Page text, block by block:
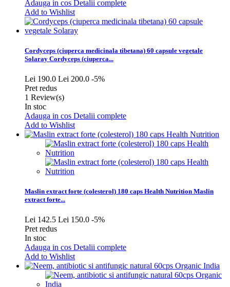
Adauga in cos Detalii complete
Add to Wishlist
Cordyceps (ciuperca medicinala tibetana) 60 capsule vegetale
Solaray Cordyceps (ciuperca...
Lei 190.0 Lei 200.0 -5%
Pret redus
1 Review(s)
In stoc
Adauga in cos Detalii complete
Add to Wishlist
Maslin extract forte (colesterol) 180 caps Health Nutrition Maslin
extract forte...
Lei 142.5 Lei 150.0 -5%
Pret redus
In stoc
Adauga in cos Detalii complete
Add to Wishlist